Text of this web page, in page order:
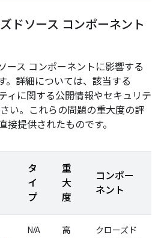
ドソース コンポーネント
ース コンポーネントに影響する
。詳細については、該当する
ィに関する公開情報やセキュリテ
い。これらの問題の重大度の評
接提供されたものです。
タ
イ
プ
重
大
度
コンポー
ネント
N/A 高
クローズド